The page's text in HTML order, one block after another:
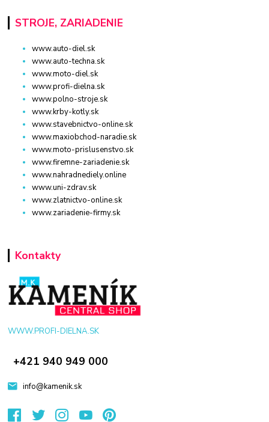
STROJE, ZARIADENIE
www.auto-diel.sk
www.auto-techna.sk
www.moto-diel.sk
www.profi-dielna.sk
www.polno-stroje.sk
www.krby-kotly.sk
www.stavebnictvo-online.sk
www.maxiobchod-naradie.sk
www.moto-prislusenstvo.sk
www.firemne-zariadenie.sk
www.nahradnediely.online
www.uni-zdrav.sk
www.zlatnictvo-online.sk
www.zariadenie-firmy.sk
Kontakty
WWW.PROFI-DIELNA.SK
+421 940 949 000
info@kamenik.sk